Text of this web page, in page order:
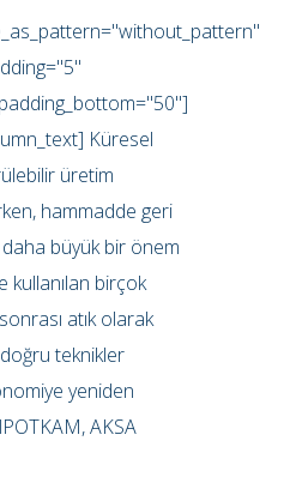
Küresel
üretim
hammadde geri
büyük bir önem
kullanılan birçok
atık olarak
teknikler
yeniden
AKSA